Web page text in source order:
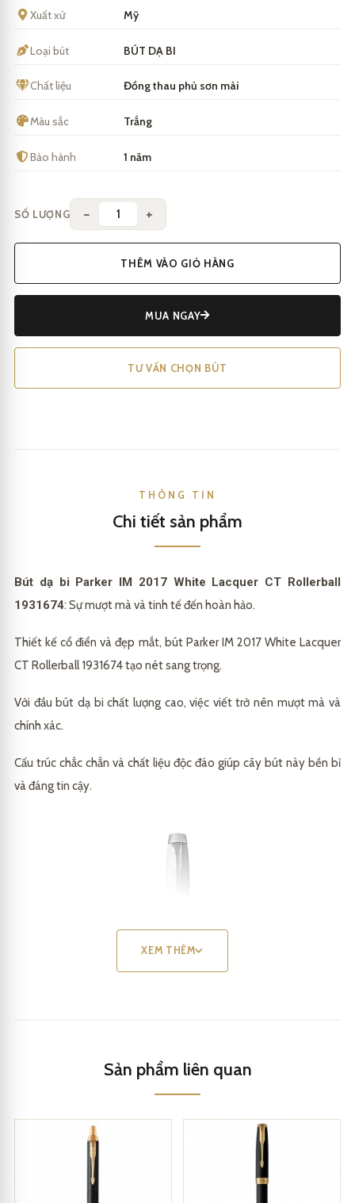
Xuất xứ Mỹ
Loại bút BÚT DẠ BI
Chất liệu Đồng thau phủ sơn mài
Màu sắc Trắng
Bảo hành 1 năm
SỐ LƯỢNG − +
THÊM VÀO GIỎ HÀNG
MUA NGAY
TƯ VẤN CHỌN BÚT
THÔNG TIN
Chi tiết sản phẩm
Bút dạ bi Parker IM 2017 White Lacquer CT Rollerball
1931674: Sự mượt mà và tinh tế đến hoàn hảo.
Thiết kế cổ điển và đẹp mắt, bút Parker IM 2017 White Lacquer
CT Rollerball 1931674 tạo nét sang trọng.
Với đầu bút dạ bi chất lượng cao, việc viết trở nên mượt mà và
chính xác.
Cấu trúc chắc chắn và chất liệu độc đáo giúp cây bút này bền bỉ
và đáng tin cậy.
Parker IM 2017 White Lacquer CT Rollerball 1931674
XEM THÊM
Sản phẩm liên quan